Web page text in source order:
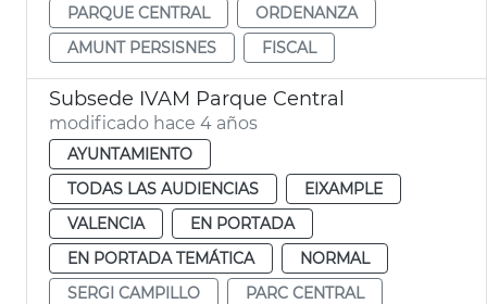
PARQUE CENTRAL
ORDENANZA
AMUNT PERSISNES
FISCAL
Subsede IVAM Parque Central
modificado hace 4 años
AYUNTAMIENTO
TODAS LAS AUDIENCIAS
EIXAMPLE
VALENCIA
EN PORTADA
EN PORTADA TEMÁTICA
NORMAL
SERGI CAMPILLO
PARC CENTRAL